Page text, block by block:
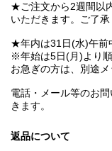
★ご注文から2週間以
いただきます。ご了承
★年内は31日(水)午前
※年始は5日(月)より
お急ぎの方は、別途メ
電話・メール等のお
きます。
返品について